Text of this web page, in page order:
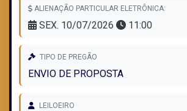
ALIENAÇÃO PARTICULAR ELETRÔNICA:
SEX. 10/07/2026 11:00
TIPO DE PREGÃO
ENVIO DE PROPOSTA
LEILOEIRO